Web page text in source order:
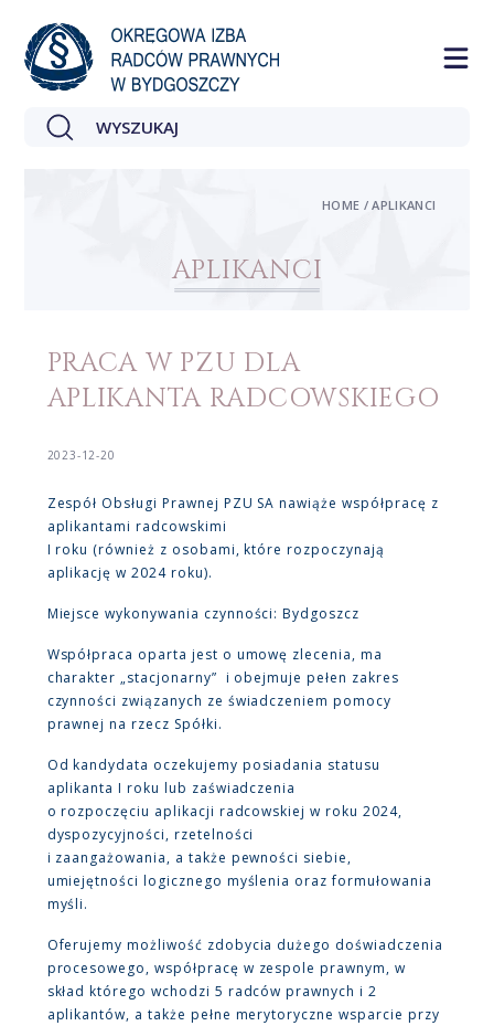
APLIKANCI
HOME / APLIKANCI
PRACA W PZU DLA
APLIKANTA RADCOWSKIEGO
2023-12-20
Zespół Obsługi Prawnej PZU SA nawiąże współpracę z
aplikantami radcowskimi
I roku (również z osobami, które rozpoczynają
aplikację w 2024 roku).
Miejsce wykonywania czynności: Bydgoszcz
Współpraca oparta jest o umowę zlecenia, ma
charakter „stacjonarny” i obejmuje pełen zakres
czynności związanych ze świadczeniem pomocy
prawnej na rzecz Spółki.
Od kandydata oczekujemy posiadania statusu
aplikanta I roku lub zaświadczenia
o rozpoczęciu aplikacji radcowskiej w roku 2024,
dyspozycyjności, rzetelności
i zaangażowania, a także pewności siebie,
umiejętności logicznego myślenia oraz formułowania
myśli.
Oferujemy możliwość zdobycia dużego doświadczenia
procesowego, współpracę w zespole prawnym, w
skład którego wchodzi 5 radców prawnych i 2
aplikantów, a także pełne merytoryczne wsparcie przy